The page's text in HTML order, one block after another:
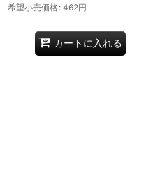
希望小売価格: 462円
カートに入れる